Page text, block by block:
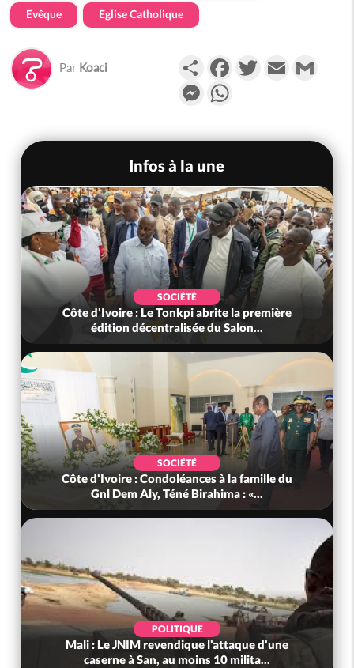
Evêque Eglise Catholique
Par Koaci PartagerFacebookTwitterEmail
Messenger
Infos à la une
SOCIÉTÉ
Côte d'Ivoire : Le Tonkpi abrite la première
édition décentralisée du Salon...
SOCIÉTÉ
Côte d'Ivoire : Condoléances à la famille du
Gnl Dem Aly, Téné Birahima : «...
POLITIQUE
Mali : Le JNIM revendique l'attaque d'une
caserne à San, au moins 10 milita...